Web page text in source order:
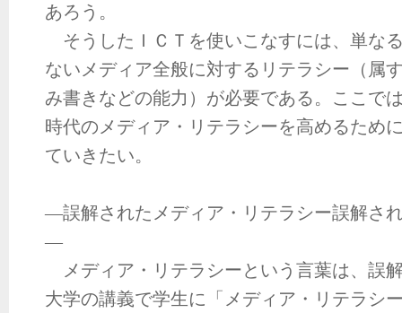
あろう。
そうしたＩＣＴを使いこなすには、単な
ないメディア全般に対するリテラシー（属
み書きなどの能力）が必要である。ここで
時代のメディア・リテラシーを高めるため
ていきたい。
―誤解されたメディア・リテラシー誤解さ
―
メディア・リテラシーという言葉は、誤
大学の講義で学生に「メディア・リテラシ